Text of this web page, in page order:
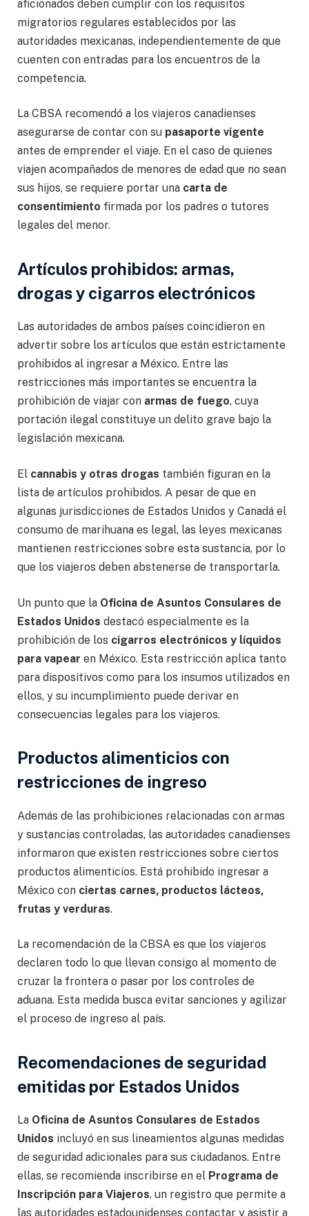
aficionados deben cumplir con los requisitos
migratorios regulares establecidos por las
autoridades mexicanas, independientemente de que
cuenten con entradas para los encuentros de la
competencia.
La CBSA recomendó a los viajeros canadienses
asegurarse de contar con su pasaporte vigente
antes de emprender el viaje. En el caso de quienes
viajen acompañados de menores de edad que no sean
sus hijos, se requiere portar una carta de
consentimiento firmada por los padres o tutores
legales del menor.
Artículos prohibidos: armas,
drogas y cigarros electrónicos
Las autoridades de ambos países coincidieron en
advertir sobre los artículos que están estrictamente
prohibidos al ingresar a México. Entre las
restricciones más importantes se encuentra la
prohibición de viajar con armas de fuego, cuya
portación ilegal constituye un delito grave bajo la
legislación mexicana.
El cannabis y otras drogas también figuran en la
lista de artículos prohibidos. A pesar de que en
algunas jurisdicciones de Estados Unidos y Canadá el
consumo de marihuana es legal, las leyes mexicanas
mantienen restricciones sobre esta sustancia, por lo
que los viajeros deben abstenerse de transportarla.
Un punto que la Oficina de Asuntos Consulares de
Estados Unidos destacó especialmente es la
prohibición de los cigarros electrónicos y líquidos
para vapear en México. Esta restricción aplica tanto
para dispositivos como para los insumos utilizados en
ellos, y su incumplimiento puede derivar en
consecuencias legales para los viajeros.
Productos alimenticios con
restricciones de ingreso
Además de las prohibiciones relacionadas con armas
y sustancias controladas, las autoridades canadienses
informaron que existen restricciones sobre ciertos
productos alimenticios. Está prohibido ingresar a
México con ciertas carnes, productos lácteos,
frutas y verduras.
La recomendación de la CBSA es que los viajeros
declaren todo lo que llevan consigo al momento de
cruzar la frontera o pasar por los controles de
aduana. Esta medida busca evitar sanciones y agilizar
el proceso de ingreso al país.
Recomendaciones de seguridad
emitidas por Estados Unidos
La Oficina de Asuntos Consulares de Estados
Unidos incluyó en sus lineamientos algunas medidas
de seguridad adicionales para sus ciudadanos. Entre
ellas, se recomienda inscribirse en el Programa de
Inscripción para Viajeros, un registro que permite a
las autoridades estadounidenses contactar y asistir a